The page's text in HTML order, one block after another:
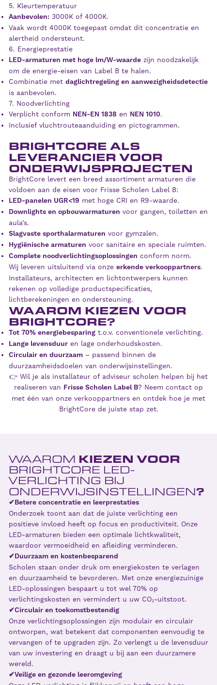
5. Kleurtemperatuur
Aanbevolen: 3000K of 4000K.
Vaak wordt 4000K toegepast omdat dit concentratie en
alertheid ondersteunt.
6. Energieprestatie
LED-armaturen met hoge lm/W-waarde zijn noodzakelijk
om de energie-eisen van Label B te halen.
Combinatie met daglichtregeling en aanwezigheidsdetectie
is aanbevolen.
7. Noodverlichting
Verplicht conform NEN-EN 1838 en NEN 1010.
Inclusief vluchtrouteaanduiding en pictogrammen.
BRIGHTCORE ALS
LEVERANCIER VOOR
ONDERWIJSPROJECTEN
BrightCore levert een breed assortiment armaturen die
voldoen aan de eisen voor Frisse Scholen Label B:
LED-panelen UGR<19 met hoge CRI en R9-waarde.
Downlights en opbouwarmaturen voor gangen, toiletten en
aula’s.
Slagvaste sporthalarmaturen voor gymzalen.
Hygiënische armaturen voor sanitaire en speciale ruimten.
Complete noodverlichtingsoplossingen conform norm.
Wij leveren uitsluitend via onze erkende verkooppartners.
Installateurs, architecten en lichtontwerpers kunnen
rekenen op volledige productspecificaties,
lichtberekeningen en ondersteuning.
WAAROM KIEZEN VOOR
BRIGHTCORE?
Tot 70% energiebesparing t.o.v. conventionele verlichting.
Lange levensduur en lage onderhoudskosten.
Circulair en duurzaam – passend binnen de
duurzaamheidsdoelen van onderwijsinstellingen.
👉 Wil je als installateur of adviseur scholen helpen bij het
realiseren van Frisse Scholen Label B? Neem contact op
met één van onze verkooppartners en ontdek hoe je met
BrightCore de juiste stap zet.
WAAROM KIEZEN VOOR
BRIGHTCORE LED-
VERLICHTING BIJ
ONDERWIJSINSTELLINGEN?
✔Betere concentratie en leerprestaties
Onderzoek toont aan dat de juiste verlichting een
positieve invloed heeft op focus en productiviteit. Onze
LED-armaturen bieden een optimale lichtkwaliteit,
waardoor vermoeidheid en afleiding verminderen.
✔Duurzaam en kostenbesparend
Scholen staan onder druk om energiekosten te verlagen
en duurzaamheid te bevorderen. Met onze energiezuinige
LED-oplossingen bespaart u tot wel 70% op
verlichtingskosten en vermindert u uw CO₂-uitstoot.
✔Circulair en toekomstbestendig
Onze verlichtingsoplossingen zijn modulair en circulair
ontworpen, wat betekent dat componenten eenvoudig te
vervangen of te upgraden zijn. Zo verlengt u de levensduur
van uw investering en draagt u bij aan een duurzamere
wereld.
✔Veilige en gezonde leeromgeving